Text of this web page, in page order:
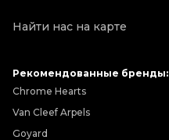
Найти нас на карте
Рекомендованные бренды:
Chrome Hearts
Van Cleef Arpels
Goyard